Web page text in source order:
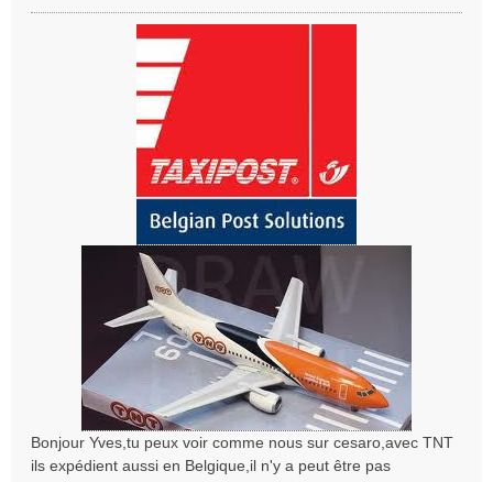
e
Bonjour Yves,tu peux voir comme nous sur cesaro,avec TNT
ils expédient aussi en Belgique,il n'y a peut être pas